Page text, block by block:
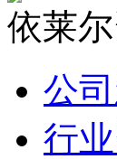
依莱
公
行